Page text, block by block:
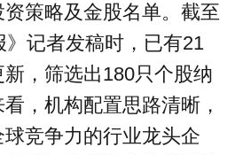
策略及金股名单。截至
》记者发稿时，已有21
，筛选出180只个股纳
，机构配置思路清晰，
竞争力的行业龙头企